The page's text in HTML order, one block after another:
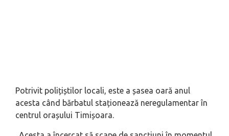
Potrivit polițiștilor locali, este a șasea oară anul
acesta când bărbatul staționează neregulamentar în
centrul orașului Timișoara.